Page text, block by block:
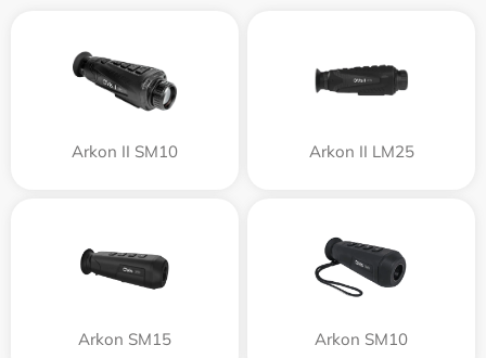
Arkon II SM10 Arkon II LM25
Arkon SM15 Arkon SM10